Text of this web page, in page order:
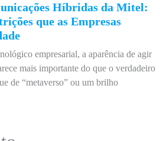
Híbridas da Mitel:
que as Empresas
empresarial, a aparência de agir
mais importante do que o verdadeiro
de “metaverso” ou um brilho